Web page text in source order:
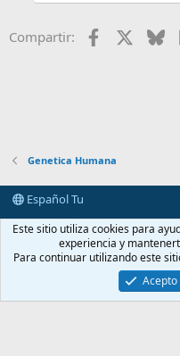
Compartir: Facebook
Genetica Humana
Español Tu
Contactarnos
Términos y
R
S
S
Community platform by XenForo®
Este sitio utiliza cookies para
experiencia y
Para continuar utilizando este
Acepto